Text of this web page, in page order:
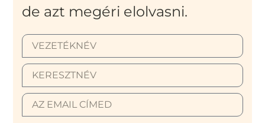
de azt megéri elolvasni.